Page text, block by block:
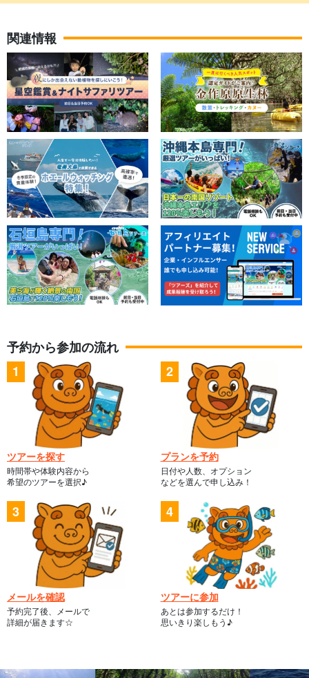
関連情報
予約から参加の流れ
ツアーを探す
時間帯や体験内容から
希望のツアーを選択♪
プランを予約
日付や人数、オプション
などを選んで申し込み！
メールを確認
予約完了後、メールで
詳細が届きます☆
ツアーに参加
あとは参加するだけ！
思いきり楽しもう♪